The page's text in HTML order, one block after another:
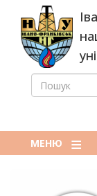
основного
вмісту
ПОШУК
МЕНЮ